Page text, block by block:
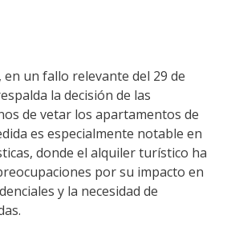
un fallo relevante del 29 de
la decisión de las
de vetar los apartamentos de
es especialmente notable en
donde el alquiler turístico ha
por su impacto en
y la necesidad de